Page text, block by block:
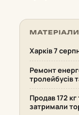
Харків 7
Ремонт
тролейбусів
Продав 172
затримали